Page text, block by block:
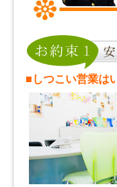
■しつこい営業は